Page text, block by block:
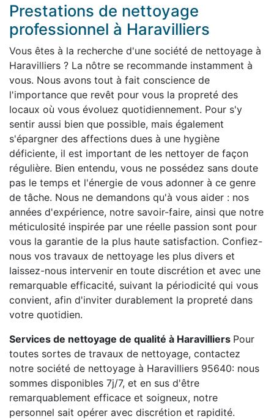
Prestations de nettoyage
professionnel à Haravilliers
Vous êtes à la recherche d'une société de nettoyage à
Haravilliers ? La nôtre se recommande instamment à
vous. Nous avons tout à fait conscience de
l'importance que revêt pour vous la propreté des
locaux où vous évoluez quotidiennement. Pour s'y
sentir aussi bien que possible, mais également
s'épargner des affections dues à une hygiène
déficiente, il est important de les nettoyer de façon
régulière. Bien entendu, vous ne possédez sans doute
pas le temps et l'énergie de vous adonner à ce genre
de tâche. Nous ne demandons qu'à vous aider : nos
années d'expérience, notre savoir-faire, ainsi que notre
méticulosité inspirée par une réelle passion sont pour
vous la garantie de la plus haute satisfaction. Confiez-
nous vos travaux de nettoyage les plus divers et
laissez-nous intervenir en toute discrétion et avec une
remarquable efficacité, suivant la périodicité qui vous
convient, afin d'inviter durablement la propreté dans
votre quotidien.
Services de nettoyage de qualité à Haravilliers Pour
toutes sortes de travaux de nettoyage, contactez
notre société de nettoyage à Haravilliers 95640: nous
sommes disponibles 7j/7, et en sus d'être
remarquablement efficace et soigneux, notre
personnel sait opérer avec discrétion et rapidité.